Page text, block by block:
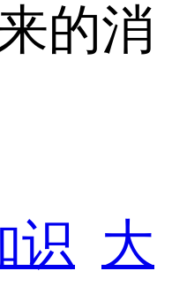
的消
识 大